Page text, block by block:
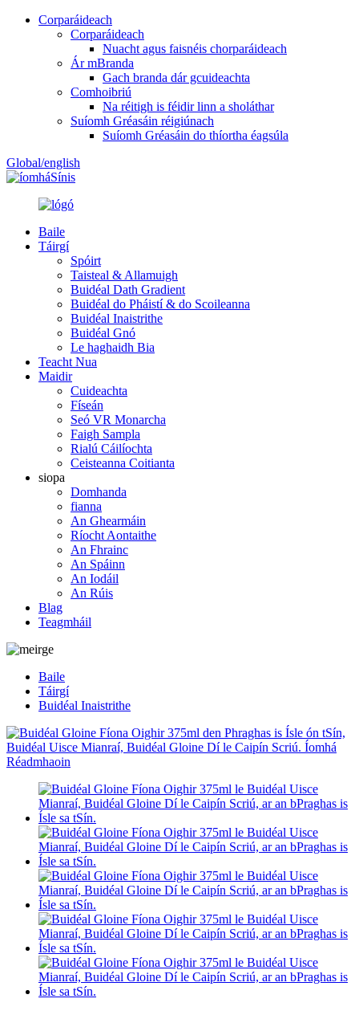
Corparáideach
Corparáideach
Nuacht agus faisnéis chorparáideach
Ár mBranda
Gach branda dár gcuideachta
Comhoibriú
Na réitigh is féidir linn a sholáthar
Suíomh Gréasáin réigiúnach
Suíomh Gréasáin do thíortha éagsúla
Global/english
Sínis
Baile
Táirgí
Spóirt
Taisteal & Allamuigh
Buidéal Dath Gradient
Buidéal do Pháistí & do Scoileanna
Buidéal Inaistrithe
Buidéal Gnó
Le haghaidh Bia
Teacht Nua
Maidir
Cuideachta
Físeán
Seó VR Monarcha
Faigh Sampla
Rialú Cáilíochta
Ceisteanna Coitianta
siopa
Domhanda
fianna
An Ghearmáin
Ríocht Aontaithe
An Fhrainc
An Spáinn
An Iodáil
An Rúis
Blag
Teagmháil
Baile
Táirgí
Buidéal Inaistrithe